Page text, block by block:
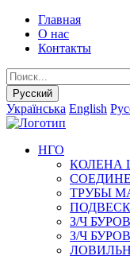
Главная
О нас
Контакты
Русский
Українська English
НГО
КОЛЕНА
ТРУБЫ
З/Ч
З/Ч